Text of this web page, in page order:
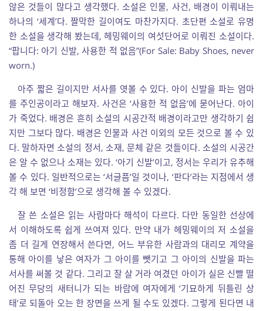
않은 것들이 많다고 생각했다. 소설은 인물, 사건, 배경이 이뤄내는
하나의 ‘세계’다. 짤막한 길이여도 마찬가지다. 초단편 소설로 유명
한 소설을 생각해 봤는데, 헤밍웨이의 여섯단어로 이뤄진 소설이다.
“팝니다: 아기 신발, 사용한 적 없음”(For Sale: Baby Shoes, never
worn.)
아주 짧은 길이지만 서사를 엿볼 수 있다. 아이 신발을 파는 엄마
를 주인공이라고 해보자. 사건은 ‘사용한 적 없음’에 묻어난다. 아이
가 죽었다. 배경은 흔히 소설의 시공간적 배경이라고만 생각하기 쉽
지만 그보다 많다. 배경은 인물과 사건 이외의 모든 것으로 볼 수 있
다. 말하자면 소설의 정서, 소재, 문체 같은 것들이다. 소설의 시공간
은 알 수 없으나 소재는 있다. ‘아기 신발’이고, 정서는 우리가 유추해
볼 수 있다. 일반적으로는 ‘서글픔’일 것이나, ‘판다’라는 지점에서 생
각 해 보면 ‘비정함’으로 생각해 볼 수 있겠다.
잘 쓴 소설은 읽는 사람마다 해석이 다르다. 다만 동일한 선상에
서 이해하도록 쉽게 쓰여져 있다. 만약 내가 헤밍웨이의 저 소설을
좀 더 길게 연장해서 쓴다면, 어느 부유한 사람과의 대리모 계약을
통해 아이를 낳은 여자가 그 아이를 뺏기고 그 아이의 신발을 파는
서사를 써볼 것 같다. 그리고 잘 살 거라 여겼던 아이가 실은 신빨 떨
어진 무당의 새터니가 되는 바람에 여자에게 ‘기묘하게 뒤틀린 상
태’로 되돌아 오는 한 장면을 쓰게 될 수도 있겠다. 그렇게 된다면 내